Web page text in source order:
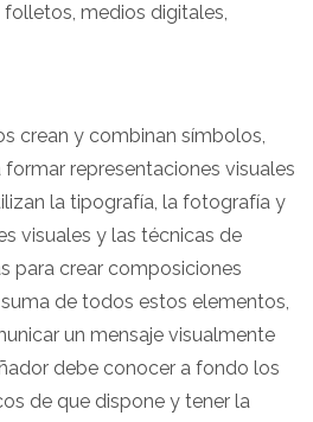
medios digitales,
crean y combinan símbolos,
representaciones visuales
la tipografía, la fotografía y
visuales y las técnicas de
para crear composiciones
de todos estos elementos,
un mensaje visualmente
debe conocer a fondo los
de que dispone y tener la